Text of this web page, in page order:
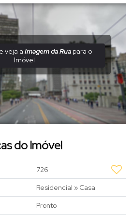
veja aImagem da Rua para o
Imóvel
do Imóvel
726
Residencial » Casa
Pronto